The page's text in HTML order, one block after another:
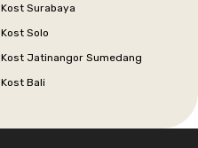
Kost Surabaya
Kost Solo
Kost Jatinangor Sumedang
Kost Bali